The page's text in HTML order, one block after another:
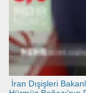
İran Dışişleri